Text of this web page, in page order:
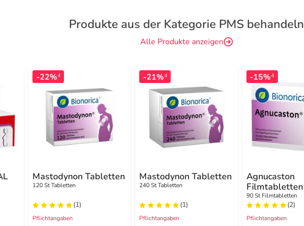
Produkte aus der Kategorie PMS behandeln
Alle Produkte anzeigen
-22%4
Mastodynon Tabletten
120 St Tabletten
(1)
Pflichtangaben
-21%4
Mastodynon Tabletten
240 St Tabletten
(1)
Pflichtangaben
-15%4
Agnucaston
Filmtabletten
90 St Filmtabletten
(2)
Pflichtangaben